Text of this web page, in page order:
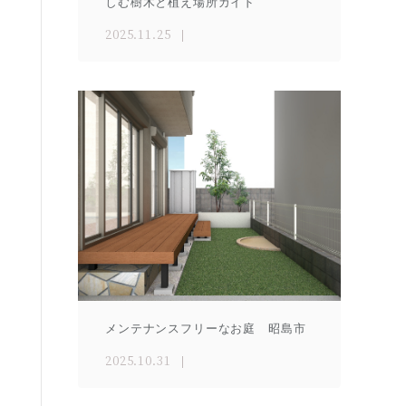
2025.11.25
メンテナンスフリーなお庭 昭島市
2025.10.31